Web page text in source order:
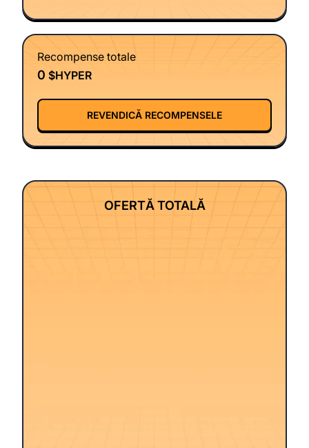
Recompense totale
0 $HYPER
REVENDICĂ RECOMPENSELE
OFERTĂ TOTALĂ